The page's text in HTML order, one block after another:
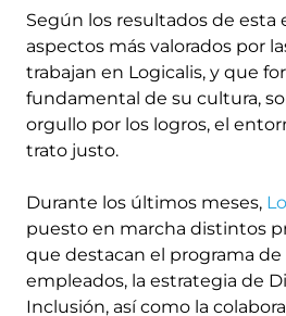
Según los resultados de esta
aspectos más valorados por
trabajan en Logicalis, y que
fundamental de su cultura,
orgullo por los logros, el
trato justo.
Durante los últimos meses,
puesto en marcha distintos
que destacan el programa
empleados, la estrategia de
Inclusión, así como la